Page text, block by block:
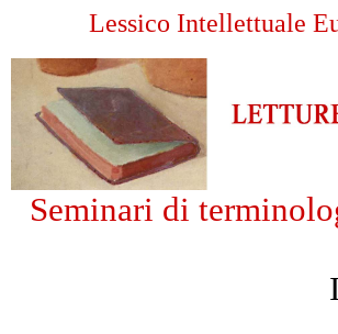
Lessico Intellettuale
Seminari di